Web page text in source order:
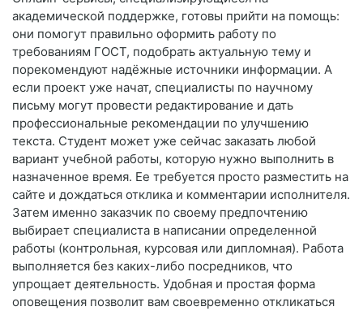
академической поддержке, готовы прийти на помощь:
они помогут правильно оформить работу по
требованиям ГОСТ, подобрать актуальную тему и
порекомендуют надёжные источники информации. А
если проект уже начат, специалисты по научному
письму могут провести редактирование и дать
профессиональные рекомендации по улучшению
текста. Студент может уже сейчас заказать любой
вариант учебной работы, которую нужно выполнить в
назначенное время. Ее требуется просто разместить на
сайте и дождаться отклика и комментарии исполнителя.
Затем именно заказчик по своему предпочтению
выбирает специалиста в написании определенной
работы (контрольная, курсовая или дипломная). Работа
выполняется без каких-либо посредников, что
упрощает деятельность. Удобная и простая форма
оповещения позволит вам своевременно откликаться